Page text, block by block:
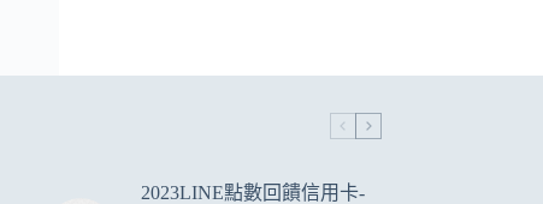
2023LINE點數回饋信用卡-